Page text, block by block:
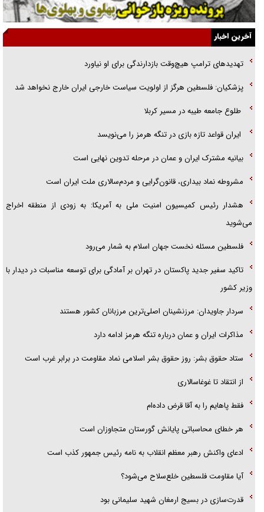
جزئیات شکنجه‌هایم فراتر از آن است که در بیان بگنجد!
پلیس
آخرین اخبار
تهدید‌های ترامپ هیچ‌وقت بازدارندگی برای او نیاورد
پزشکیان: فلسطین هرگز از اولویت سیاست خارجی ایران خارج نخواهد شد
طلوع جامعه طیبه در مسیر کربلا
ایران قواعد تازه بازی در تنگه هرمز را می‌نویسد
بیانیه مشترک ایران و عمان در مرحله تدوین نهایی است
مشروطه نماد بیداری، قانون‌گرایی و مردم‌سالاری ملت ایران است
هشدار رئیس کمیسیون امنیت ملی به آمریکا: به زودی از منطقه اخراج
می‌شوید
فلسطین مسئله نخست جهان اسلام به شمار می‌رود
تاکید سفیر جدید پاکستان در تهران بر آمادگی برای توسعه مناسبات در دیدار با
وزیر کشور
سردار جاویدان: مرزنشینان اصلی‌ترین مرزبانان کشور هستند
مذاکرات ایران و عمان درباره تنگه هرمز ادامه دارد
ستاد حقوق بشر: روز حقوق بشر اسلامی نماد مقاومت در برابر غرب است
از انتقاد تا غوغاسالاری
فقط پاهایم را به آقا قرض داده‌ام
هر خطای محاسباتی پایانش گورستان متجاوزان است
ادعای واکنش رهبر معظم انقلاب به نامه رئیس جمهور کذب است
آیا مقاومت فلسطین خلع‌سلاح می‌شود؟
قدرت‌سازی در بسیج ارمغان شهید سلیمانی بود